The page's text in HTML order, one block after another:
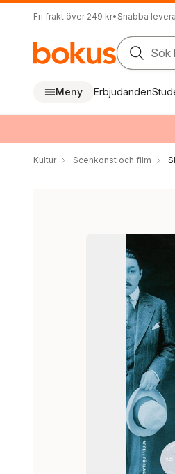
Fri frakt över 249 kr• Snabba
Sök
Meny Erbjudanden
Kultur Scenkonst och film